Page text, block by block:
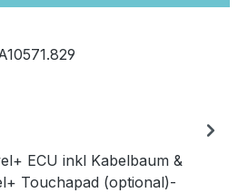
ECU inkl Kabelbaum &
Touchapad (optional)-